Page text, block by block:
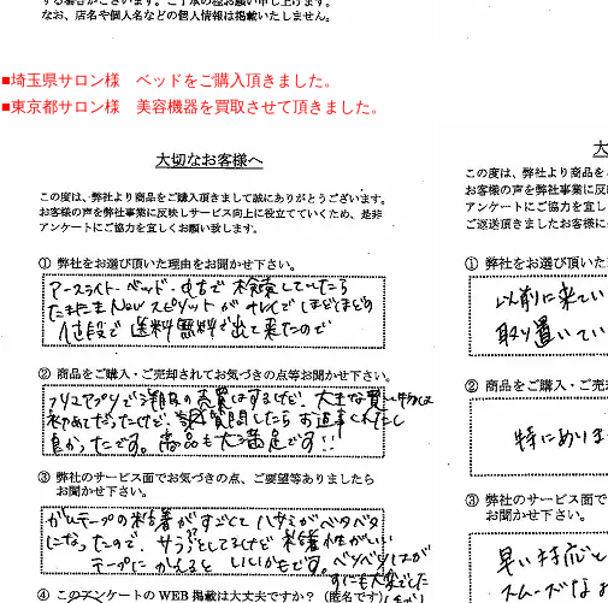
■埼玉県サロン様 ベッドをご購入頂きました。
■東京都サロン様 美容機器を買取させて頂きました。